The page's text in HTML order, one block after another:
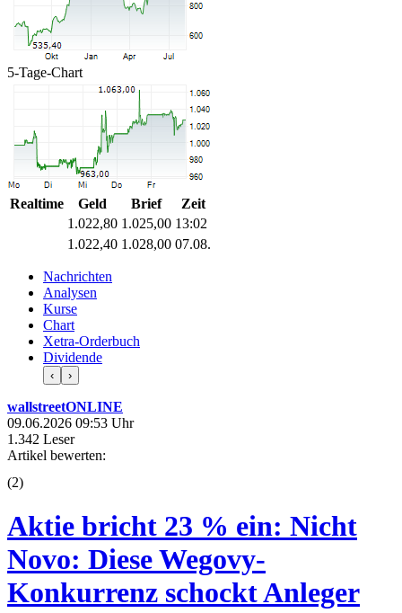
5-Tage-Chart
Realtime Geld Brief
Zeit
1.022,80 1.025,00 13:02
1.022,40 1.028,00 07.08.
Nachrichten
Analysen
Kurse
Chart
Xetra-Orderbuch
Dividende
‹ ›
wallstreetONLINE
09.06.2026 09:53 Uhr
1.342 Leser
Artikel bewerten:
(2)
Aktie bricht 23 % ein: Nicht
Novo: Diese Wegovy-
Konkurrenz schockt Anleger